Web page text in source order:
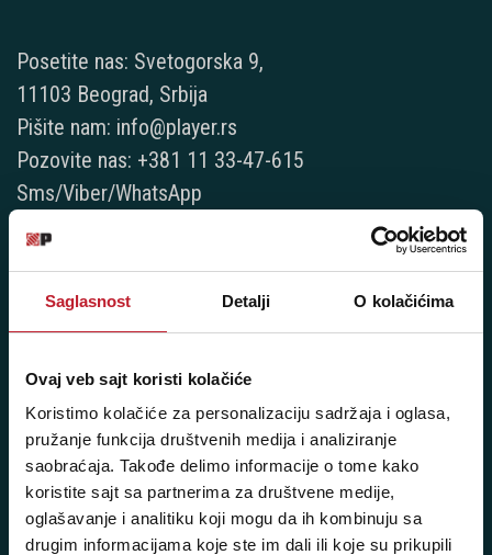
Saglasnost Detalji O kolačićima
Ovaj veb sajt koristi kolačiće
Koristimo kolačiće za personalizaciju sadržaja i oglasa,
pružanje funkcija društvenih medija i analiziranje
saobraćaja. Takođe delimo informacije o tome kako
koristite sajt sa partnerima za društvene medije,
oglašavanje i analitiku koji mogu da ih kombinuju sa
drugim informacijama koje ste im dali ili koje su prikupili
Posetite nas: Svetogorska 9,
11103 Beograd, Srbija
Pišite nam: info@player.rs
Pozovite nas: +381 11 33-47-615
Sms/Viber/WhatsApp
060/6470116
NAŠE PRODAVNICE
+381 11 3347 442
+381 11 3347 615
+381 11 3347 883